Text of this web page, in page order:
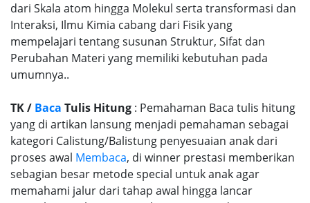
dari Skala atom hingga Molekul serta transformasi dan
Interaksi, Ilmu Kimia cabang dari Fisik yang
mempelajari tentang susunan Struktur, Sifat dan
Perubahan Materi yang memiliki kebutuhan pada
umumnya..
TK / Baca Tulis Hitung : Pemahaman Baca tulis hitung
yang di artikan lansung menjadi pemahaman sebagai
kategori Calistung/Balistung penyesuaian anak dari
proses awal Membaca, di winner prestasi memberikan
sebagian besar metode special untuk anak agar
memahami jalur dari tahap awal hingga lancar